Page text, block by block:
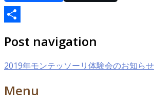
有
Post navigation
2019年モンテッソーリ体験会のお知らせ
Menu